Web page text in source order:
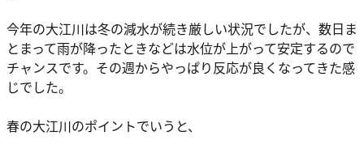
今年の大江川は冬の減水が続き厳しい状況でしたが、数日ま
とまって雨が降ったときなどは水位が上がって安定するので
チャンスです。その週からやっぱり反応が良くなってきた感
じでした。
春の大江川のポイントでいうと、